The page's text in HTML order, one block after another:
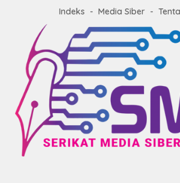
Indeks Media Siber